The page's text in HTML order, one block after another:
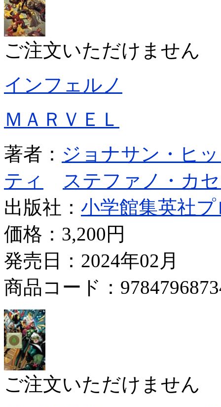
ご注文いただけません
インフェルノ
ＭＡＲＶＥＬ
著者： ジョナサン・ヒ
ティ
ステファノ・カ
出版社： 小学館集英社
価格： 3,200円
発売日：2024年02月
商品コード：
ご注文いただけません